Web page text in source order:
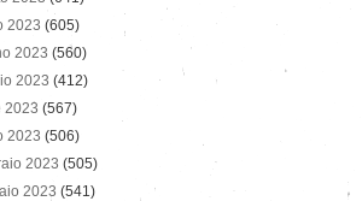
2023 (605)
2023 (560)
2023 (412)
2023 (567)
2023 (506)
2023 (505)
2023 (541)